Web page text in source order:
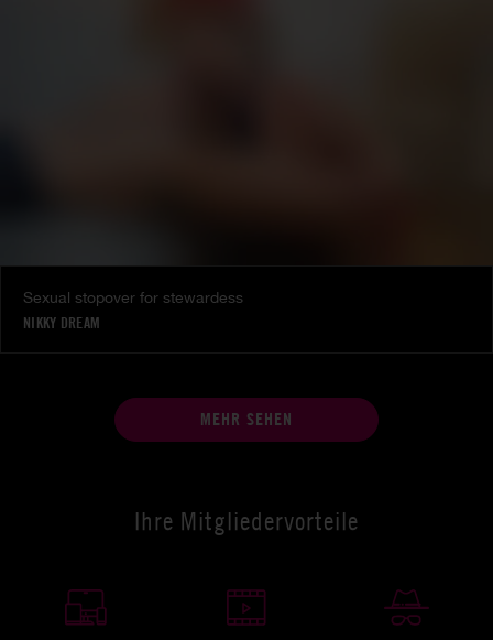
Sexual stopover for stewardess
NIKKY DREAM
MEHR SEHEN
Ihre Mitgliedervorteile